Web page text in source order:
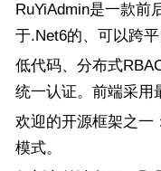
RuYiAdmin是一款前
于.Net6的、可以跨平
低代码、分布式
统一认证。前端采用
欢迎的开源框架之一
模式。